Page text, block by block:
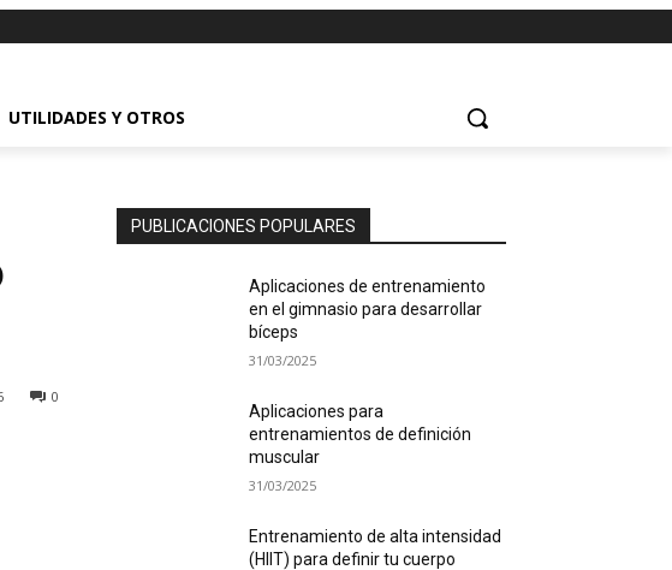
UTILIDADES Y OTROS
0
PUBLICACIONES POPULARES
Aplicaciones de entrenamiento
en el gimnasio para desarrollar
bíceps
31/03/2025
Aplicaciones para
entrenamientos de definición
muscular
31/03/2025
Entrenamiento de alta intensidad
(HIIT) para definir tu cuerpo